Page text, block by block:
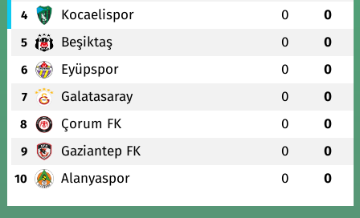
4 Kocaelispor 0 0
5 Beşiktaş 0 0
6 Eyüpspor 0 0
7 Galatasaray 0 0
8 Çorum FK 0 0
9 Gaziantep FK 0 0
10 Alanyaspor 0 0